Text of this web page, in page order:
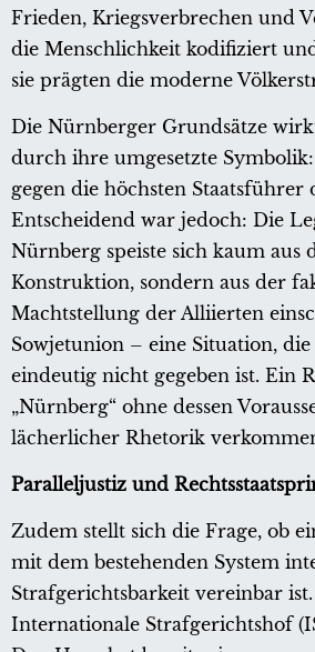
Frieden, Kriegsverbrechen und
die Menschlichkeit kodifiziert
sie prägten die moderne
Die Nürnberger Grundsätze
durch ihre umgesetzte
gegen die höchsten Staatsführer
Entscheidend war jedoch: Die
Nürnberg speiste sich kaum aus
Konstruktion, sondern aus der
Machtstellung der Alliierten
Sowjetunion – eine Situation,
eindeutig nicht gegeben ist. Ein
„Nürnberg“ ohne dessen
lächerlicher Rhetorik
Paralleljustiz und
Zudem stellt sich die Frage, ob
mit dem bestehenden System
Strafgerichtsbarkeit vereinbar
Internationale Strafgerichtshof